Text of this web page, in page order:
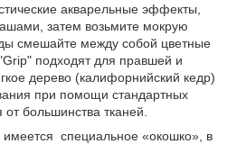
акварельные эффекты,
затем возьмите мокрую
смешайте между собой цветные
подходят для правшей и
дерево (калифорнийский кедр)
при помощи стандартных
большинства тканей.
специальное «окошко», в